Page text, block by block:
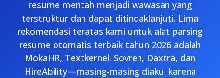
resume mentah menjadi wawasan yang
terstruktur dan dapat ditindaklanjuti. Lima
rekomendasi teratas kami untuk alat parsing
resume otomatis terbaik tahun 2026 adalah
MokaHR, Textkernel, Sovren, Daxtra, dan
HireAbility—masing-masing diakui karena